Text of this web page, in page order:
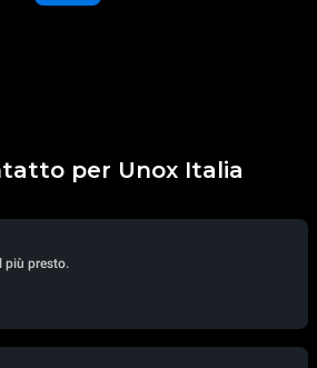
per Unox Italia
più presto.